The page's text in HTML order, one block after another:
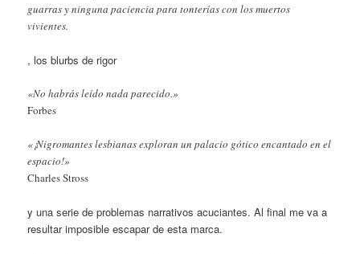
guarras y ninguna paciencia para tonterías con los muertos
vivientes.
, los blurbs de rigor
«No habrás leído nada parecido.»
Forbes
«¡Nigromantes lesbianas exploran un palacio gótico encantado en el
espacio!»
Charles Stross
y una serie de problemas narrativos acuciantes. Al final me va a
resultar imposible escapar de esta marca.